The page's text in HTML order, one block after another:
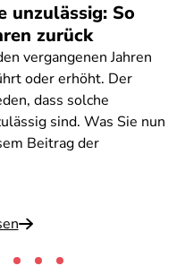
unzulässig: So
zurück
vergangenen Jahren
oder erhöht. Der
dass solche
sind. Was Sie nun
Beitrag der